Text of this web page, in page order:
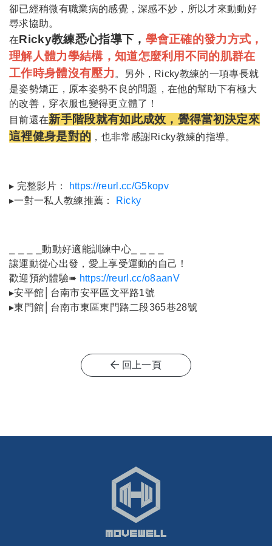
卻已經稍微有職業病的感覺，深感不妙，所以才來動動好
尋求協助。
在Ricky教練悉心指導下， 學會正確的發力方式，
理解人體力學結構，知道怎麼利用不同的肌群在
工作時身體沒有壓力 。另外，Ricky教練的一項專長就
是姿勢矯正，原本姿勢不良的問題，在他的幫助下有極大
的改善，穿衣服也變得更立體了！
目前還在新手階段就有如此成效，覺得當初決定來
這裡健身是對的 ，也非常感謝Ricky教練的指導。
▸ 完整影片：
https://reurl.cc/G5kopv
▸一對一私人教練推薦：
Ricky
⎯ ⎯ ⎯ ⎯動動好適能訓練中心⎯ ⎯ ⎯ ⎯
讓運動從心出發，愛上享受運動的自己！
歡迎預約體驗➠ https://reurl.cc/o8aanV
▸安平館│台南市安平區文平路1號
▸東門館│台南市東區東門路二段365巷28號
回上一頁